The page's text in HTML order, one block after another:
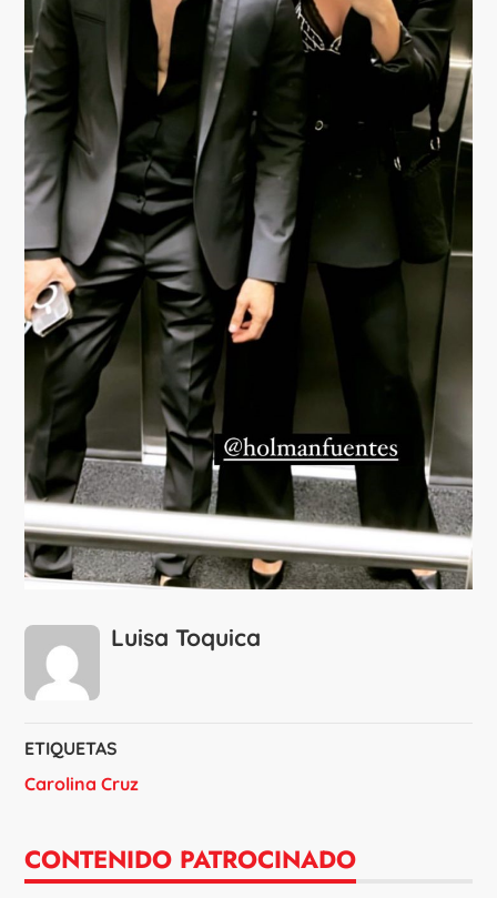
Luisa Toquica
ETIQUETAS
Carolina Cruz
CONTENIDO PATROCINADO